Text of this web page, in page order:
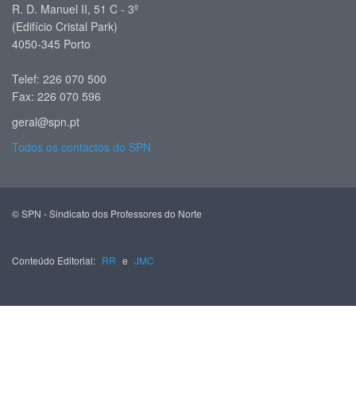
R. D. Manuel II, 51 C - 3º
(Edifício Cristal Park)
4050-345 Porto
Telef: 226 070 500
Fax: 226 070 596
geral@spn.pt
Todos os contactos do SPN
© SPN - Sindicato dos Professores do Norte
Conteúdo Editorial: RR e JMC